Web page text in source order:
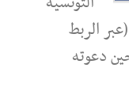
الربط
دعوته